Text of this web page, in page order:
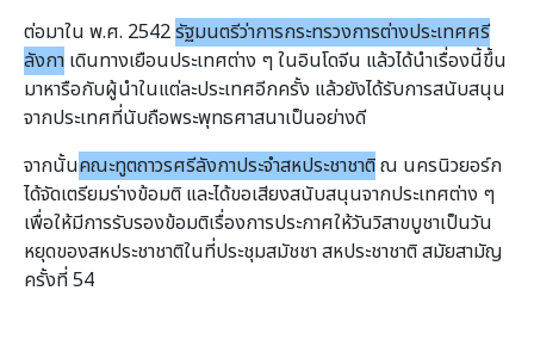
ต่อมาใน พ.ศ. 2542รัฐมนตรีว่าการกระทรวงการต่างประเทศศรี
ลังกา เดินทางเยือนประเทศต่าง ๆ ในอินโดจีน แล้วได้นำเรื่องนี้ขึ้น
มาหารือกับผู้นำในแต่ละประเทศอีกครั้ง แล้วยังได้รับการสนับสนุน
จากประเทศที่นับถือพระพุทธศาสนาเป็นอย่างดี
จากนั้นคณะทูตถาวรศรีลังกาประจำสหประชาชาติณ นครนิวยอร์ก
ได้จัดเตรียมร่างข้อมติ และได้ขอเสียงสนับสนุนจากประเทศต่าง ๆ
เพื่อให้มีการรับรองข้อมติเรื่องการประกาศให้วันวิสาขบูชาเป็นวัน
หยุดของสหประชาชาติในที่ประชุมสมัชชา สหประชาชาติ สมัยสามัญ
ครั้งที่ 54